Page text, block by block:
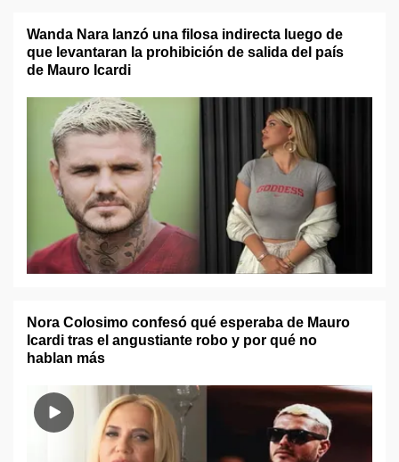
Wanda Nara lanzó una filosa indirecta luego de
que levantaran la prohibición de salida del país
de Mauro Icardi
Nora Colosimo confesó qué esperaba de Mauro
Icardi tras el angustiante robo y por qué no
hablan más